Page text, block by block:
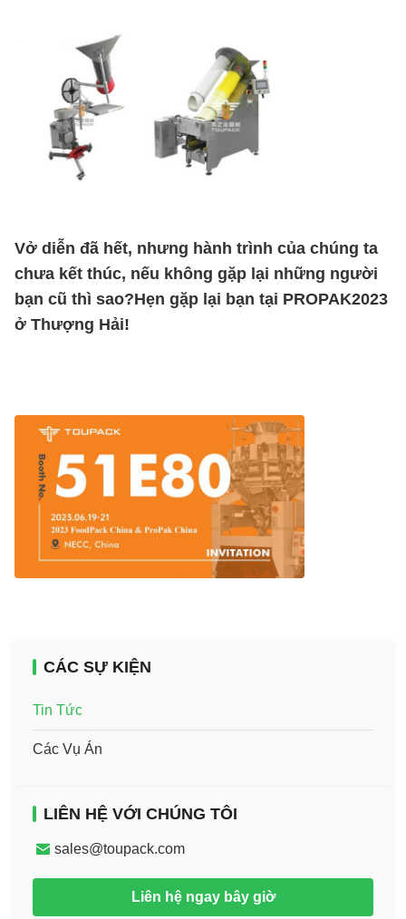
Vở diễn đã hết, nhưng hành trình của chúng ta
chưa kết thúc, nếu không gặp lại những người
bạn cũ thì sao?Hẹn gặp lại bạn tại PROPAK2023
ở Thượng Hải!
CÁC SỰ KIỆN
Tin Tức
Các Vụ Án
LIÊN HỆ VỚI CHÚNG TÔI
sales@toupack.com
Liên hệ ngay bây giờ